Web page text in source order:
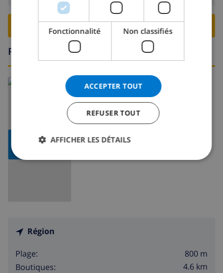
RESERVER CETTE VILLA ›
Région
AFFICHER LA
En savoir plus sur:
Espagne>Costa Blanca>Benissa
Région
Plage:
800 m
Boutiques:
4.6 km
Fonctionnalité Non classifiés
ACCEPTER TOUT
REFUSER TOUT
AFFICHER LES DÉTAILS